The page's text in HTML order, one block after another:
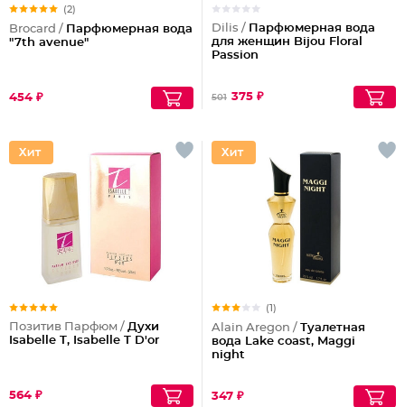
(2)
Brocard / Парфюмерная вода
"7th avenue"
454 ₽
Dilis / Парфюмерная вода
для женщин Bijou Floral
Passion
501 375 ₽
Позитив Парфюм / Духи
Isabelle T, Isabelle T D'or
564 ₽
(1)
Alain Aregon / Туалетная
вода Lake coast, Maggi
night
347 ₽